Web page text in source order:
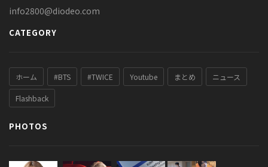
info2800@diodeo.com
CATEGORY
ホーム #BTS #TWICE Youtube まとめ ニュース
Flashback
PHOTOS